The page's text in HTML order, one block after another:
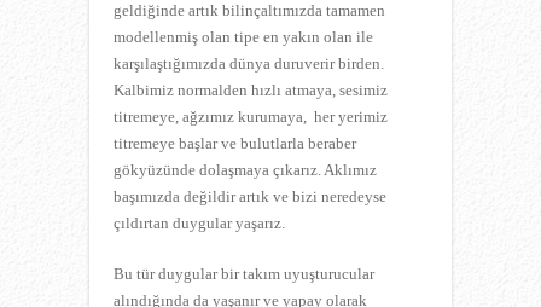
geldiğinde artık bilinçaltımızda tamamen
modellenmiş olan tipe en yakın olan ile
karşılaştığımızda dünya duruverir birden.
Kalbimiz normalden hızlı atmaya, sesimiz
titremeye, ağzımız kurumaya, her yerimiz
titremeye başlar ve bulutlarla beraber
gökyüzünde dolaşmaya çıkarız. Aklımız
başımızda değildir artık ve bizi neredeyse
çıldırtan duygular yaşarız.
Bu tür duygular bir takım uyuşturucular
alındığında da yaşanır ve yapay olarak